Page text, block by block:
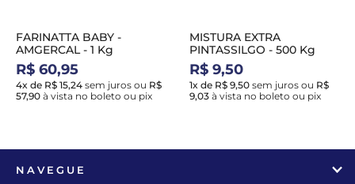
FARINATTA BABY -
AMGERCAL - 1 Kg
R$ 60,95
4x de R$ 15,24 sem juros ou R$
57,90 à vista no boleto ou pix
MISTURA EXTRA
PINTASSILGO - 500 Kg
R$ 9,50
1x de R$ 9,50 sem juros ou R$
9,03 à vista no boleto ou pix
NAVEGUE